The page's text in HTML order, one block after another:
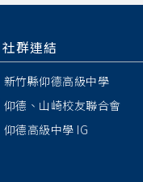
社群連結
新竹縣仰德高級中學
仰德、山崎校友聯合會
仰德高級中學 IG